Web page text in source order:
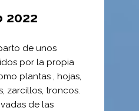
2022
de unos
por la propia
plantas , hojas,
zarcillos, troncos.
de las